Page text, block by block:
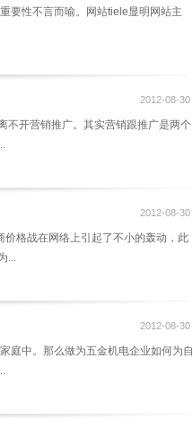
性不言而喻。网站tiele显明网站主
2012-08-30
不开营销推广。其实营销跟推广是两个
2012-08-30
格战在网络上引起了不小的轰动，此
...
2012-08-30
庭中。那么做为五金机电企业如何为自